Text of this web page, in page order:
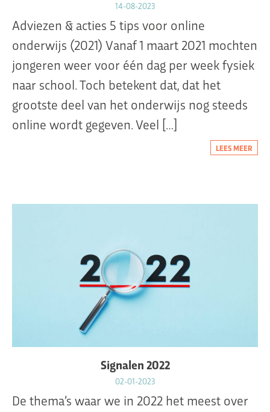
Organisatie
Dit is Jeugdplatform Amsterdam
Teamleden
Contact
14-08-2023
Adviezen & acties 5 tips voor online
onderwijs (2021) Vanaf 1 maart 2021 mochten
jongeren weer voor één dag per week fysiek
naar school. Toch betekent dat, dat het
grootste deel van het onderwijs nog steeds
online wordt gegeven. Veel […]
LEES MEER
Signalen 2022
02-01-2023
De thema’s waar we in 2022 het meest over